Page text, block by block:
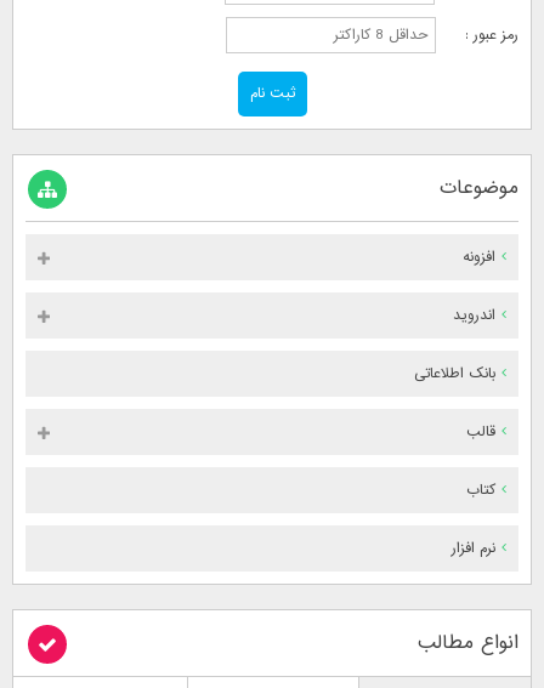
رمز عبور :
موضوعات
افزونه
اندروید
بانک اطلاعاتی
قالب
کتاب
نرم افزار
انواع مطالب